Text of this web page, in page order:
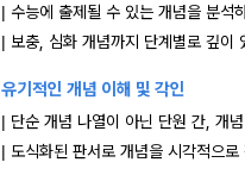
| 수능에 출제될 수 있는 개념을 분석
| 보충, 심화 개념까지 단계별로 깊이
유기적인 개념 이해 및 각인
| 단순 개념 나열이 아닌 단원 간, 개
| 도식화된 판서로 개념을 시각적으